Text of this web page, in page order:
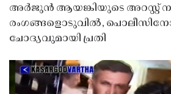
അർജുൻ ആയങ്കിയുടെ അറസ്റ്റ്
രംഗങ്ങളൊടുവിൽ,
ചോദ്യവുമായി പ്രതി